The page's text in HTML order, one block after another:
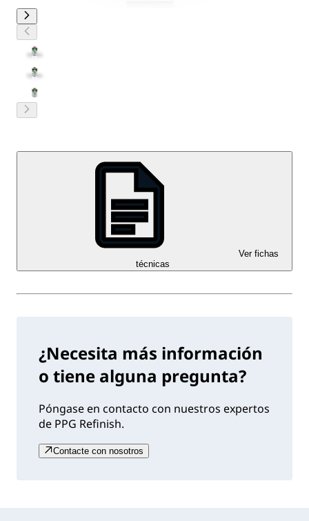
Ver fichas
técnicas
¿Necesita más información
o tiene alguna pregunta?
Póngase en contacto con nuestros expertos
de PPG Refinish.
Contacte con nosotros